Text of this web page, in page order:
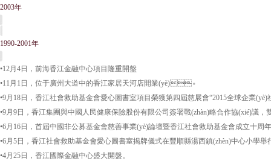
2003年
1990-2001年
•12月4日，前海香江金融中心項目隆重開盤
•11月1日，位于廣州大道中的香江家居天河店開業(yè)。
•9月18日，香江社會救助基金會愛心圖書室項目榮獲第四屆慈展會“2015全球企業(yè)
•9月9日，香江集團與中國人民健康保險股份有限公司簽署戰(zhàn)略合作協(xié)議，雙
•6月16日，首屆中國非公募基金會慈善事業(yè)論壇暨香江社會救助基金會成立十周年大
•6月5日，香江社會救助基金會愛心圖書室揭牌儀式在豐順縣湯西鎮(zhèn)中心小學舉行
•4月25日，香江國際金融中心盛大開盤。